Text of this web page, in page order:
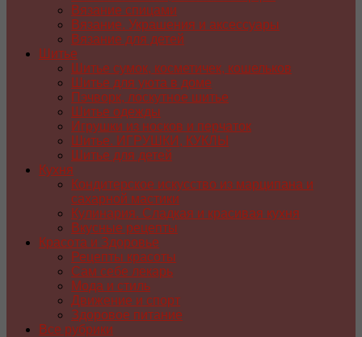
Вязание спицами
Вязание. Украшения и аксессуары
Вязание для детей
Шитье
Шитье сумок, косметичек, кошельков
Шитье для уюта в доме
Пэчворк, лоскутное шитье
Шитье одежды
Игрушки из носков и перчаток
Шитье. ИГРУШКИ, КУКЛЫ
Шитье для детей
Кухня
Кондитерское искусство из марципана и
сахарной мастики
Кулинария. Сладкая и красивая кухня
Вкусные рецепты
Красота и Здоровье
Рецепты красоты
Сам себе лекарь
Мода и стиль
Движение и спорт
Здоровое питание
Все рубрики